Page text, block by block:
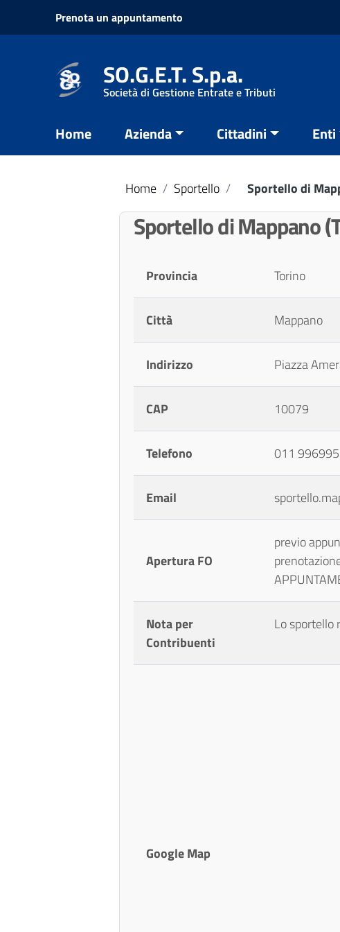
Vai ai contenuti
Vai al menu di navigazione
Prenota un appuntamento
SO.G.E.T. S.p.a.
Società di Gestione Entrate e Tributi
Home Azienda Cittadini Enti
Home / Sportello / Sportello di
Sportello di Mappano
Provincia Torino
Città Mappano
Indirizzo Piazza
CAP 10079
Telefono 011
Email
Apertura FO
previo
Nota per
Contribuenti
Lo sportello
Google Map